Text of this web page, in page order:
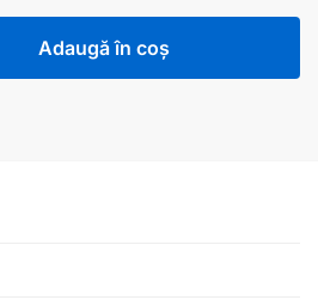
Adaugă în coș